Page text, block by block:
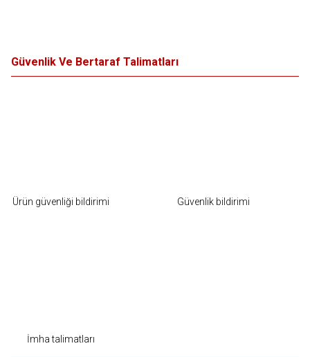
Güvenlik Ve Bertaraf Talimatları
Ürün güvenliği bildirimi Güvenlik bildirimi
İmha talimatları